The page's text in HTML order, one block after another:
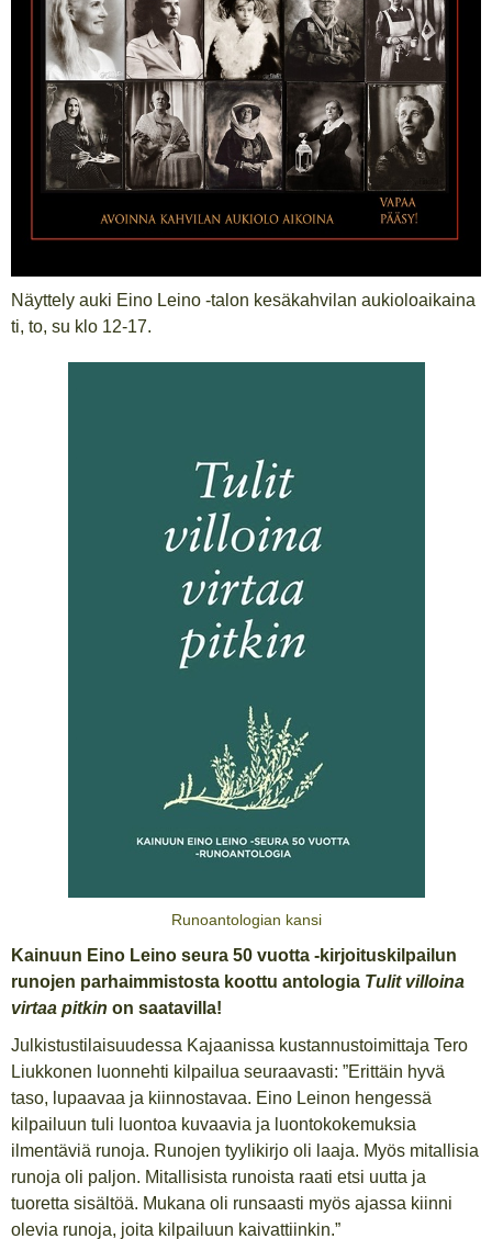
Näyttely auki Eino Leino -talon kesäkahvilan aukioloaikaina
ti, to, su klo 12-17.
Runoantologian kansi
Kainuun Eino Leino seura 50 vuotta -kirjoituskilpailun
runojen parhaimmistosta koottu antologia Tulit villoina
virtaa pitkin on saatavilla!
Julkistustilaisuudessa Kajaanissa kustannustoimittaja Tero
Liukkonen luonnehti kilpailua seuraavasti: ”Erittäin hyvä
taso, lupaavaa ja kiinnostavaa. Eino Leinon hengessä
kilpailuun tuli luontoa kuvaavia ja luontokokemuksia
ilmentäviä runoja. Runojen tyylikirjo oli laaja. Myös mitallisia
runoja oli paljon. Mitallisista runoista raati etsi uutta ja
tuoretta sisältöä. Mukana oli runsaasti myös ajassa kiinni
olevia runoja, joita kilpailuun kaivattiinkin.”